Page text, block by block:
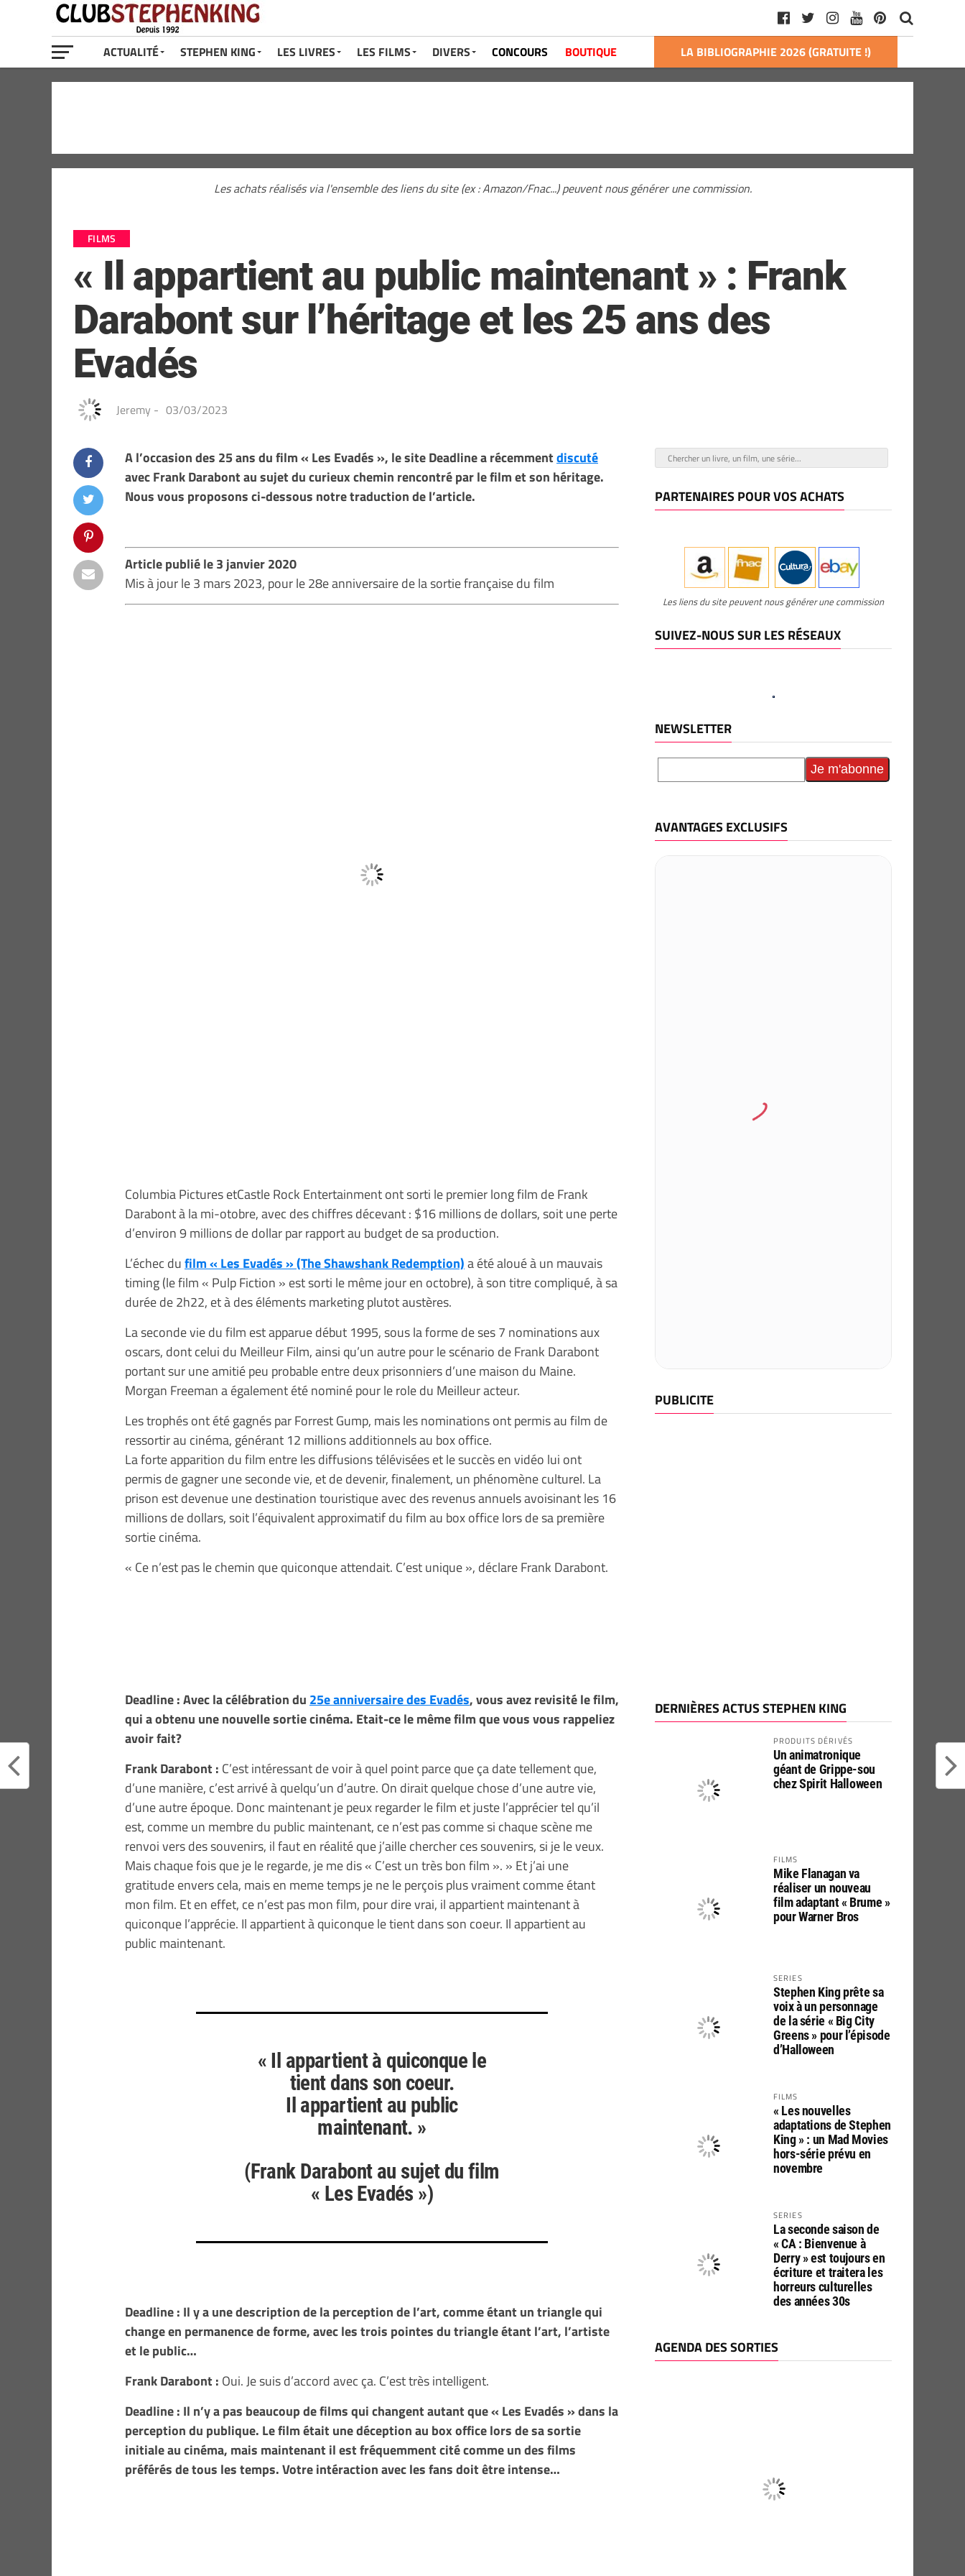
ACTUALITÉ STEPHEN KING LES LIVRES LES FILMS DIVERS CONCOURS BOUTIQUE LA BIBLIOGRAPHIE 2026 (GRATUITE !)
Les achats réalisés via l'ensemble des liens du site (ex : Amazon/Fnac...) peuvent nous générer une commission.
FILMS
« Il appartient au public maintenant » : Frank
Darabont sur l’héritage et les 25 ans des
Evadés
Jeremy - 03/03/2023
A l’occasion des 25 ans du film « Les Evadés », le site Deadline a récemmentdiscuté
avec Frank Darabont au sujet du curieux chemin rencontré par le film et son héritage.
Nous vous proposons ci-dessous notre traduction de l’article.
Article publié le 3 janvier 2020
Mis à jour le 3 mars 2023, pour le 28e anniversaire de la sortie française du film
Columbia Pictures etCastle Rock Entertainment ont sorti le premier long film de Frank
Darabont à la mi-otobre, avec des chiffres décevant : $16 millions de dollars, soit une perte
d’environ 9 millions de dollar par rapport au budget de sa production.
L’échec dufilm « Les Evadés » (The Shawshank Redemption)a été aloué à un mauvais
timing (le film « Pulp Fiction » est sorti le même jour en octobre), à son titre compliqué, à sa
durée de 2h22, et à des éléments marketing plutot austères.
La seconde vie du film est apparue début 1995, sous la forme de ses 7 nominations aux
oscars, dont celui du Meilleur Film, ainsi qu’un autre pour le scénario de Frank Darabont
portant sur une amitié peu probable entre deux prisonniers d’une maison du Maine.
Morgan Freeman a également été nominé pour le role du Meilleur acteur.
Les trophés ont été gagnés par Forrest Gump, mais les nominations ont permis au film de
ressortir au cinéma, générant 12 millions additionnels au box office.
La forte apparition du film entre les diffusions télévisées et le succès en vidéo lui ont
permis de gagner une seconde vie, et de devenir, finalement, un phénomène culturel. La
prison est devenue une destination touristique avec des revenus annuels avoisinant les 16
millions de dollars, soit l’équivalent approximatif du film au box office lors de sa première
sortie cinéma.
« Ce n’est pas le chemin que quiconque attendait. C’est unique », déclare Frank Darabont.
Deadline : Avec la célébration du 25e anniversaire des Evadés, vous avez revisité le film,
qui a obtenu une nouvelle sortie cinéma. Etait-ce le même film que vous vous rappeliez
avoir fait?
Frank Darabont : C’est intéressant de voir à quel point parce que ça date tellement que,
d’une manière, c’est arrivé à quelqu’un d’autre. On dirait quelque chose d’une autre vie,
d’une autre époque. Donc maintenant je peux regarder le film et juste l’apprécier tel qu’il
est, comme un membre du public maintenant, ce n’est pas comme si chaque scène me
renvoi vers des souvenirs, il faut en réalité que j’aille chercher ces souvenirs, si je le veux.
Mais chaque fois que je le regarde, je me dis « C’est un très bon film ». » Et j’ai une
gratitude envers cela, mais en meme temps je ne le perçois plus vraiment comme étant
mon film. Et en effet, ce n’est pas mon film, pour dire vrai, il appartient maintenant à
quiconque l’apprécie. Il appartient à quiconque le tient dans son coeur. Il appartient au
public maintenant.
« Il appartient à quiconque le
tient dans son coeur.
Il appartient au public
maintenant. »
(Frank Darabont au sujet du film
« Les Evadés »)
Deadline : Il y a une description de la perception de l’art, comme étant un triangle qui
change en permanence de forme, avec les trois pointes du triangle étant l’art, l’artiste
et le public…
Frank Darabont : Oui. Je suis d’accord avec ça. C’est très intelligent.
Deadline : Il n’y a pas beaucoup de films qui changent autant que « Les Evadés » dans la
perception du publique. Le film était une déception au box office lors de sa sortie
initiale au cinéma, mais maintenant il est fréquemment cité comme un des films
préférés de tous les temps. Votre intéraction avec les fans doit être intense…
PARTENAIRES POUR VOS ACHATS
Les liens du site peuvent nous générer une commission
SUIVEZ-NOUS SUR LES RÉSEAUX
NEWSLETTER
AVANTAGES EXCLUSIFS
PUBLICITE
DERNIÈRES ACTUS STEPHEN KING
PRODUITS DÉRIVÉS
Un animatronique
géant de Grippe-sou
chez Spirit Halloween
FILMS
Mike Flanagan va
réaliser un nouveau
film adaptant « Brume »
pour Warner Bros
SERIES
Stephen King prête sa
voix à un personnage
de la série « Big City
Greens » pour l’épisode
d’Halloween
FILMS
« Les nouvelles
adaptations de Stephen
King » : un Mad Movies
hors-série prévu en
novembre
SERIES
La seconde saison de
« CA : Bienvenue à
Derry » est toujours en
écriture et traitera les
horreurs culturelles
des années 30s
AGENDA DES SORTIES